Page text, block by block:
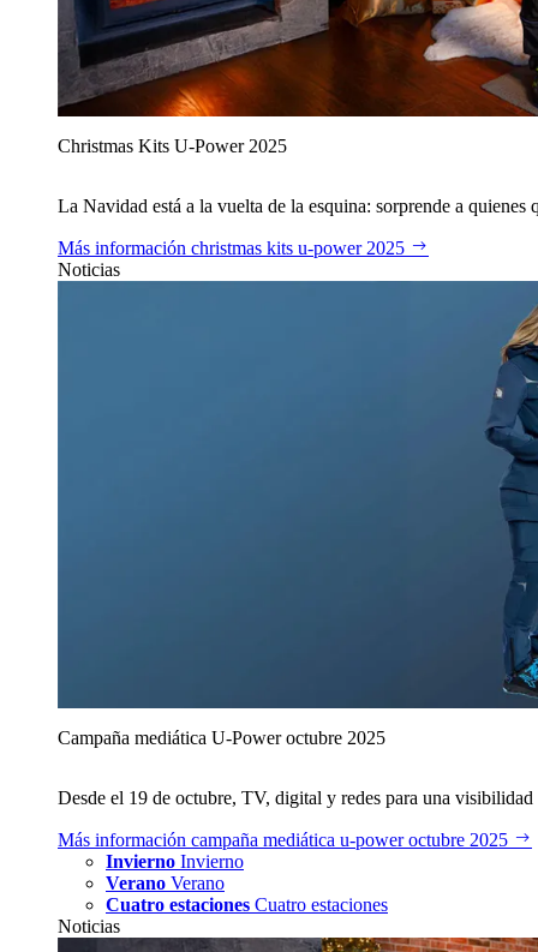
Christmas Kits U‑Power 2025
La Navidad está a la vuelta de la esquina: sorprende a
Más información christmas kits u‑power 2025
Noticias
Campaña mediática U‑Power octubre 2025
Desde el 19 de octubre, TV, digital y redes para una
Más información campaña mediática u‑power octubre 2025
Invierno Invierno
Verano Verano
Cuatro estaciones Cuatro estaciones
Noticias